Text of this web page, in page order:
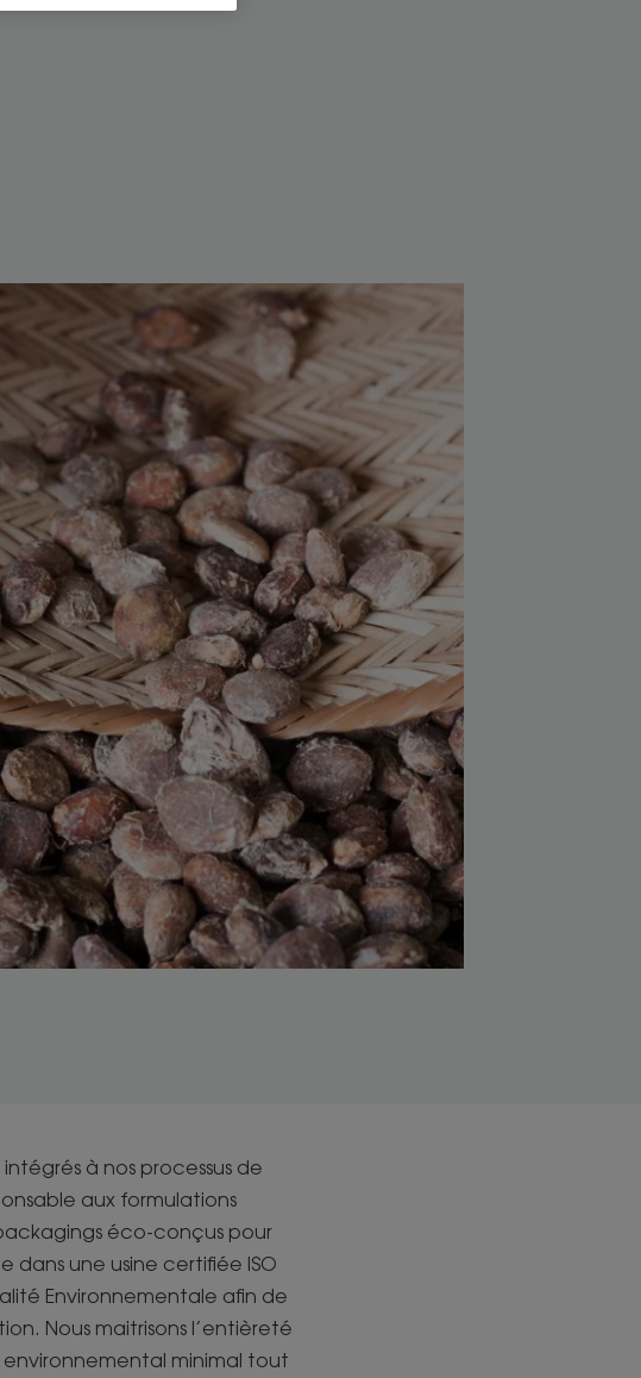
à nos processus de
aux formulations
éco-conçus pour
dans une usine certifiée ISO
Environnementale afin de
Nous maitrisons l’entièreté
minimal tout